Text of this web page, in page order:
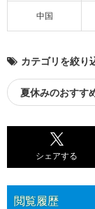
中国
カテゴリを絞り
夏休みのおすす
シェアする
閲覧履歴